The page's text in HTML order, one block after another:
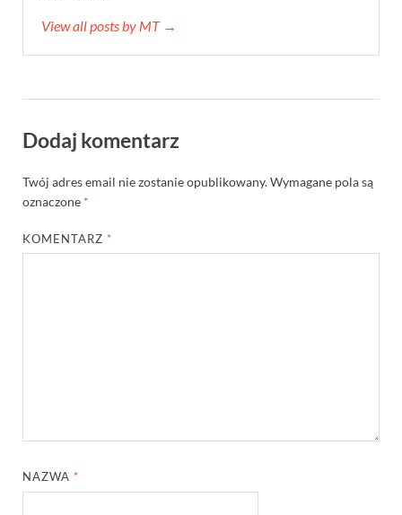
View all posts by MT →
Dodaj komentarz
Twój adres email nie zostanie opublikowany.Wymagane pola są
oznaczone *
KOMENTARZ *
NAZWA *